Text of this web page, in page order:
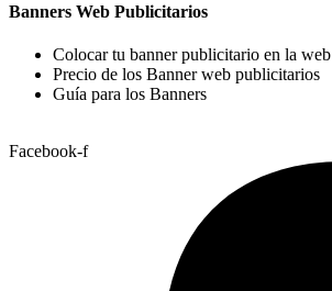
Banners Web Publicitarios
Colocar tu banner publicitario en la web
Precio de los Banner web publicitarios
Guía para los Banners
Facebook-f